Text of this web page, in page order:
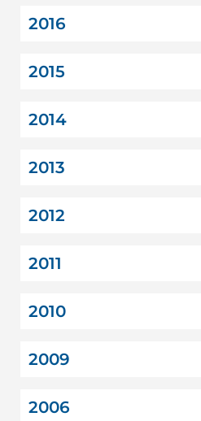
2016
2015
2014
2013
2012
2011
2010
2009
2006